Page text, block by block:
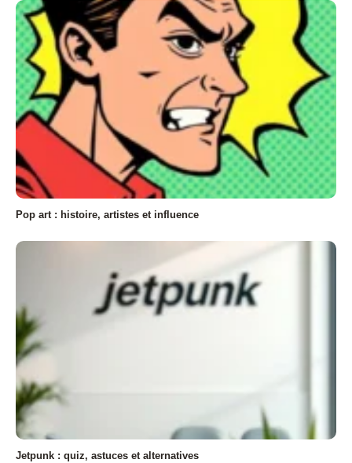
Pop art : histoire, artistes et influence
Jetpunk : quiz, astuces et alternatives